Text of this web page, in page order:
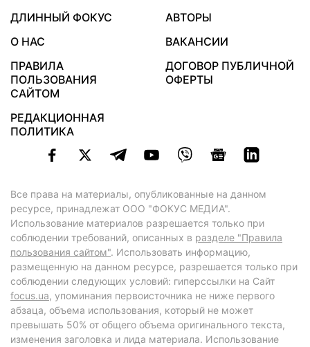
ДЛИННЫЙ ФОКУС
АВТОРЫ
О НАС
ВАКАНСИИ
ПРАВИЛА
ПОЛЬЗОВАНИЯ
САЙТОМ
ДОГОВОР ПУБЛИЧНОЙ
ОФЕРТЫ
РЕДАКЦИОННАЯ
ПОЛИТИКА
Все права на материалы, опубликованные на данном
ресурсе, принадлежат ООО "ФОКУС МЕДИА".
Использование материалов разрешается только при
соблюдении требований, описанных в разделе "Правила
пользования сайтом". Использовать информацию,
размещенную на данном ресурсе, разрешается только при
соблюдении следующих условий: гиперссылки на Сайт
focus.ua, упоминания первоисточника не ниже первого
абзаца, объема использования, который не может
превышать 50% от общего объема оригинального текста,
изменения заголовка и лида материала. Использование